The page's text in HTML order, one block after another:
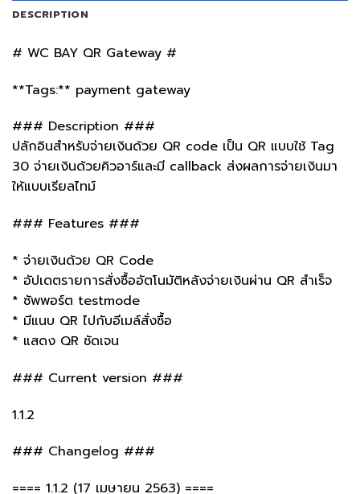
DESCRIPTION
# WC BAY QR Gateway #
**Tags:** payment gateway
### Description ###
ปลักอินสำหรับจ่ายเงินด้วย QR code เป็น QR แบบใช้ Tag
30 จ่ายเงินด้วยคิวอาร์และมี callback ส่งผลการจ่ายเงินมา
ให้แบบเรียลไทม์
### Features ###
* จ่ายเงินด้วย QR Code
* อัปเดตรายการสั่งซื้ออัตโนมัติหลังจ่ายเงินผ่าน QR สำเร็จ
* ซัพพอร์ต testmode
* มีแนบ QR ไปกับอีเมล์สั่งซื้อ
* แสดง QR ชัดเจน
### Current version ###
1.1.2
### Changelog ###
==== 1.1.2 (17 เมษายน 2563) ====